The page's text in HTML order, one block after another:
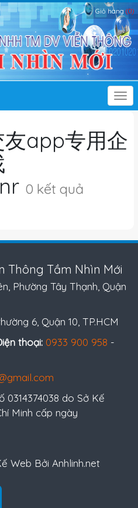
Giỏ hàng (0)
app专用企
0 kết quả
Thông Tầm Nhìn Mới
Phường Tây Thạnh, Quận
6, Quận 10, TP.HCM
thoại: 0933 900 958 -
0314374038 do Sở Kế
Minh cấp ngày
Web Bởi Anhlinh.net